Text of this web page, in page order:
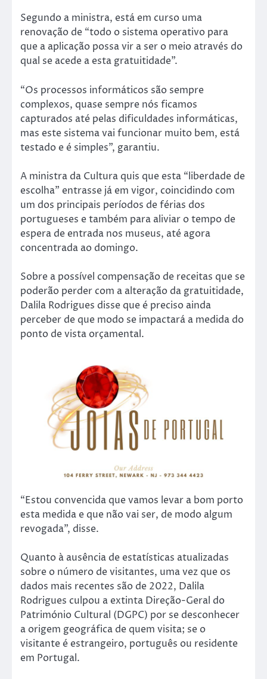
Segundo a ministra, está em curso uma
renovação de “todo o sistema operativo para
que a aplicação possa vir a ser o meio através do
qual se acede a esta gratuitidade”.
“Os processos informáticos são sempre
complexos, quase sempre nós ficamos
capturados até pelas dificuldades informáticas,
mas este sistema vai funcionar muito bem, está
testado e é simples”, garantiu.
A ministra da Cultura quis que esta “liberdade de
escolha” entrasse já em vigor, coincidindo com
um dos principais períodos de férias dos
portugueses e também para aliviar o tempo de
espera de entrada nos museus, até agora
concentrada ao domingo.
Sobre a possível compensação de receitas que se
poderão perder com a alteração da gratuitidade,
Dalila Rodrigues disse que é preciso ainda
perceber de que modo se impactará a medida do
ponto de vista orçamental.
“Estou convencida que vamos levar a bom porto
esta medida e que não vai ser, de modo algum
revogada”, disse.
Quanto à ausência de estatísticas atualizadas
sobre o número de visitantes, uma vez que os
dados mais recentes são de 2022, Dalila
Rodrigues culpou a extinta Direção-Geral do
Património Cultural (DGPC) por se desconhecer
a origem geográfica de quem visita; se o
visitante é estrangeiro, português ou residente
em Portugal.